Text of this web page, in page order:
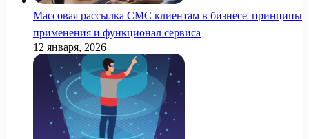
Массовая рассылка СМС клиентам в бизнесе: принципы
применения и функционал сервиса
12 января, 2026